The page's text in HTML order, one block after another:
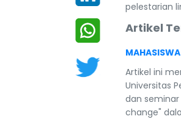
pelestarian
Artikel
Artikel ini
Universitas
dan
change"